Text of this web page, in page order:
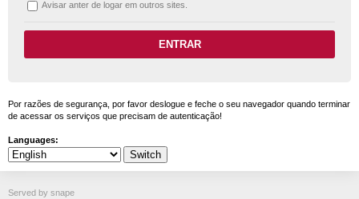
Avisar anter de logar em outros sites.
Por razões de segurança, por favor deslogue e feche o seu navegador quando terminar
de acessar os serviços que precisam de autenticação!
Languages:
Served by snape